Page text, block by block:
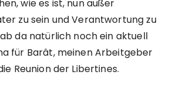
wie es ist, nun außer
zu sein und Verantwortung zu
da natürlich noch ein aktuell
für Barât, meinen Arbeitgeber
Reunion der Libertines.